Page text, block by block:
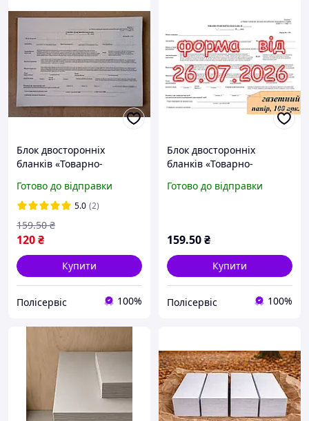
Блок двосторонніх
бланків «Товарно-
Додаток 7 (в новій
редакції від 03.01.25), 100
аркушів, газетний папір
Готово до відправки
5.0 (2)
120₴
159.50 ₴
Купити
Полісервіс 100%
Блок двосторонніх
бланків «Товарно-
редакції від 26.07.2026,
Готово до відправки
159.50₴
Купити
Полісервіс 100%